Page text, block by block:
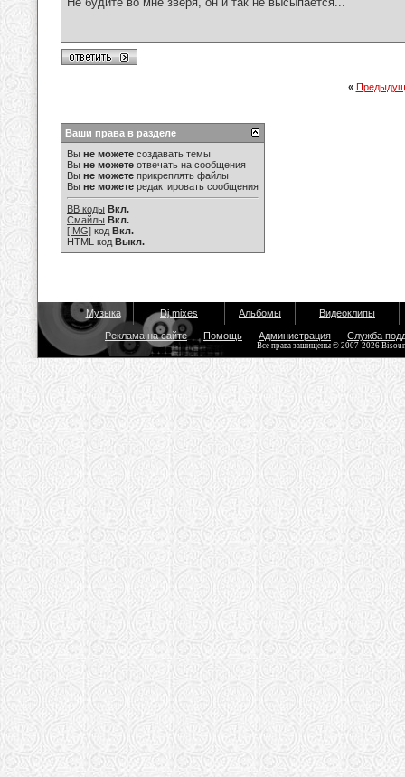
«
Ваши права в разделе
Вы не можете создавать темы
Вы не можете отвечать на сообщения
Вы не можете прикреплять файлы
Вы не можете редактировать сообщения
BB коды Вкл.
Смайлы Вкл.
[IMG] код Вкл.
HTML код Выкл.
Музыка Dj mixes Альбомы Видеоклипы
Реклама на сайте Помощь Администрация Служба
Все права защищены © 2007-2026